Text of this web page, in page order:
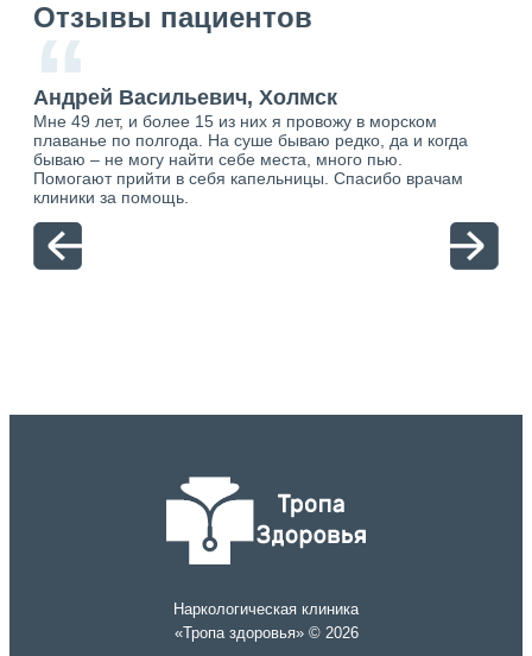
Отзывы пациентов
“
Андрей Васильевич, Холмск
Мне 49 лет, и более 15 из них я провожу в морском
плаванье по полгода. На суше бываю редко, да и когда
бываю – не могу найти себе места, много пью.
Помогают прийти в себя капельницы. Спасибо врачам
клиники за помощь.
Наркологическая клиника
«Тропа здоровья» © 2026